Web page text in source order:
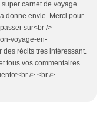
carnet de voyage
donne envie. Merci pour
sur<br />
voyage-en-
récits tres intéressant.
tous vos commentaires
/> <br />